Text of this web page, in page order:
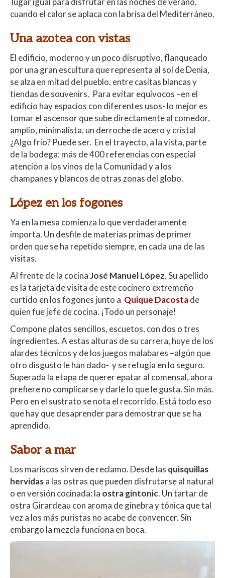
cuando el calor se aplaca con la brisa del Mediterráneo.
Una azotea con vistas
El edificio, moderno y un poco disruptivo, flanqueado
por una gran escultura que representa al sol de Denia,
se alza en mitad del pueblo, entre casitas blancas y
tiendas de souvenirs. Para evitar equívocos –en el
edificio hay espacios con diferentes usos- lo mejor es
tomar el ascensor que sube directamente al comedor,
amplio, minimalista, un derroche de acero y cristal
¿Algo frío? Puede ser. En el trayecto, a la vista, parte
de la bodega: más de 400 referencias con especial
atención a los vinos de la Comunidad y a los
champanes y blancos de otras zonas del globo.
López en los fogones
Ya en la mesa comienza lo que verdaderamente
importa. Un desfile de materias primas de primer
orden que se ha repetido siempre, en cada una de las
visitas.
Al frente de la cocinaJosé Manuel López. Su apellido
es la tarjeta de visita de este cocinero extremeño
curtido en los fogones junto a Quique Dacostade
quien fue jefe de cocina. ¡Todo un personaje!
Compone platos sencillos, escuetos, con dos o tres
ingredientes. A estas alturas de su carrera, huye de los
alardes técnicos y de los juegos malabares –algún que
otro disgusto le han dado- y se refugia en lo seguro.
Superada la etapa de querer epatar al comensal, ahora
prefiere no complicarse y darle lo que le gusta. Sin más.
Pero en el sustrato se nota el recorrido. Está todo eso
que hay que desaprender para demostrar que se ha
aprendido.
Sabor a mar
Los mariscos sirven de reclamo. Desde las quisquillas
hervidasa las ostras que pueden disfrutarse al natural
o en versión cocinada: la ostra gintonic. Un tartar de
ostra Girardeau con aroma de ginebra y tónica que tal
vez a los más puristas no acabe de convencer. Sin
embargo la mezcla funciona en boca.